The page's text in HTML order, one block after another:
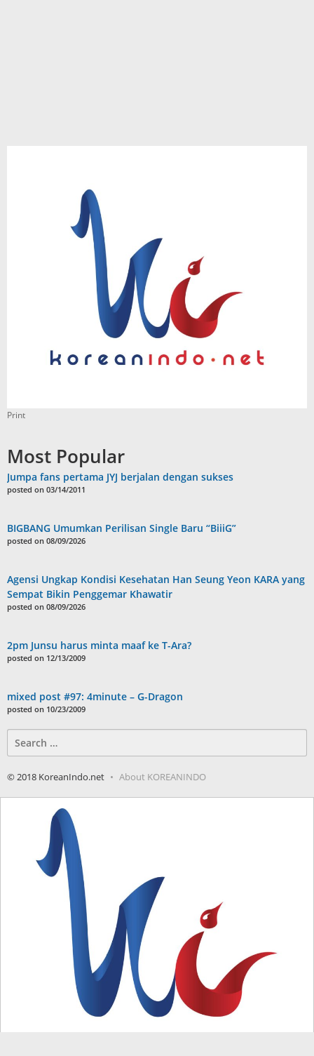
Print
Most Popular
Jumpa fans pertama JYJ berjalan dengan sukses
posted on 03/14/2011
BIGBANG Umumkan Perilisan Single Baru “BiiiG”
posted on 08/09/2026
Agensi Ungkap Kondisi Kesehatan Han Seung Yeon KARA yang
Sempat Bikin Penggemar Khawatir
posted on 08/09/2026
2pm Junsu harus minta maaf ke T-Ara?
posted on 12/13/2009
mixed post #97: 4minute – G-Dragon
posted on 10/23/2009
for:
© 2018 KoreanIndo.net About KOREANINDO